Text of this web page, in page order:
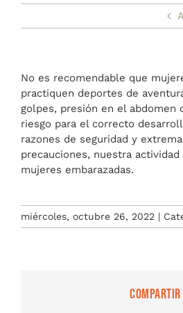
BLOG
No es recomendable que
practiquen deportes de
golpes, presión en el abdomen
riesgo para el correcto
razones de seguridad y
precauciones, nuestra
mujeres embarazadas.
miércoles, octubre 26, 2022 |
Compartir